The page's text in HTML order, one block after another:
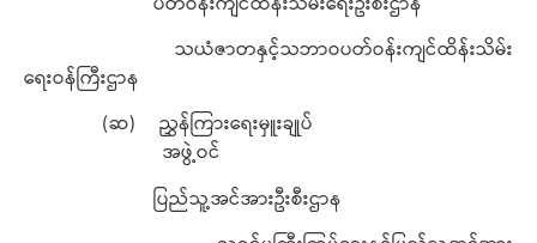
သယံဇာတနှင့်သဘာဝပတ်ဝန်းကျင်ထိန်းသိမ်း
ရေးဝန်ကြီးဌာန
(ဆ) ညွှန်ကြားရေးမှူးချုပ်
အဖွဲ့ဝင်
ပြည်သူ့အင်အားဦးစီးဌာန